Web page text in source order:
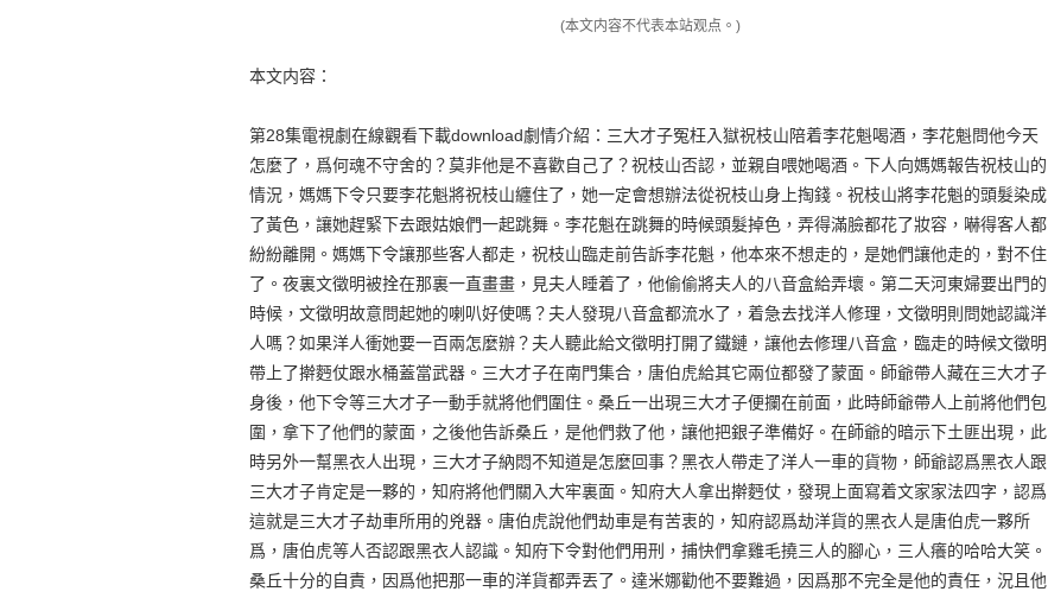
(本文内容不代表本站观点。)
本文内容：
第28集電視劇在線觀看下載download劇情介紹：三大才子冤枉入獄祝枝山陪着李花魁喝酒，李花魁問他今天
怎麼了，爲何魂不守舍的？莫非他是不喜歡自己了？祝枝山否認，並親自喂她喝酒。下人向媽媽報告祝枝山的
情況，媽媽下令只要李花魁將祝枝山纏住了，她一定會想辦法從祝枝山身上掏錢。祝枝山將李花魁的頭髮染成
了黃色，讓她趕緊下去跟姑娘們一起跳舞。李花魁在跳舞的時候頭髮掉色，弄得滿臉都花了妝容，嚇得客人都
紛紛離開。媽媽下令讓那些客人都走，祝枝山臨走前告訴李花魁，他本來不想走的，是她們讓他走的，對不住
了。夜裏文徵明被拴在那裏一直畫畫，見夫人睡着了，他偷偷將夫人的八音盒給弄壞。第二天河東婦要出門的
時候，文徵明故意問起她的喇叭好使嗎？夫人發現八音盒都流水了，着急去找洋人修理，文徵明則問她認識洋
人嗎？如果洋人衝她要一百兩怎麼辦？夫人聽此給文徵明打開了鐵鏈，讓他去修理八音盒，臨走的時候文徵明
帶上了擀麪仗跟水桶蓋當武器。三大才子在南門集合，唐伯虎給其它兩位都發了蒙面。師爺帶人藏在三大才子
身後，他下令等三大才子一動手就將他們圍住。桑丘一出現三大才子便攔在前面，此時師爺帶人上前將他們包
圍，拿下了他們的蒙面，之後他告訴桑丘，是他們救了他，讓他把銀子準備好。在師爺的暗示下土匪出現，此
時另外一幫黑衣人出現，三大才子納悶不知道是怎麼回事？黑衣人帶走了洋人一車的貨物，師爺認爲黑衣人跟
三大才子肯定是一夥的，知府將他們關入大牢裏面。知府大人拿出擀麪仗，發現上面寫着文家家法四字，認爲
這就是三大才子劫車所用的兇器。唐伯虎說他們劫車是有苦衷的，知府認爲劫洋貨的黑衣人是唐伯虎一夥所
爲，唐伯虎等人否認跟黑衣人認識。知府下令對他們用刑，捕快們拿雞毛撓三人的腳心，三人癢的哈哈大笑。
桑丘十分的自責，因爲他把那一車的洋貨都弄丟了。達米娜勸他不要難過，因爲那不完全是他的責任，況且他